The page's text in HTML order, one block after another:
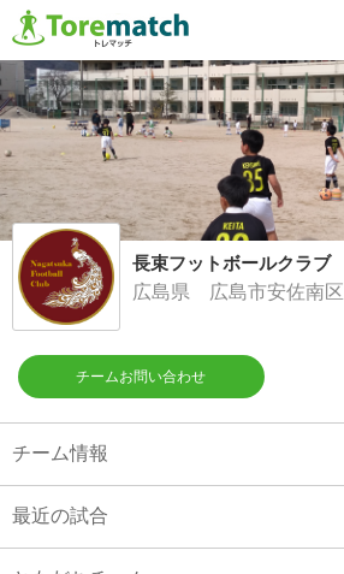
長束フットボールクラブ
広島県 広島市安佐南区
チームお問い合わせ
チーム情報
最近の試合